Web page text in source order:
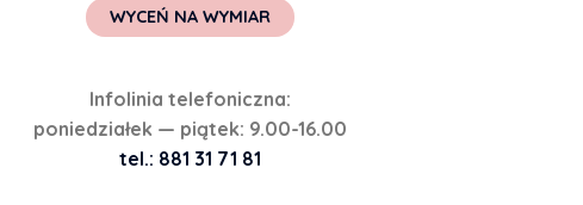
WYCEŃ NA WYMIAR
Infolinia telefoniczna:
poniedziałek — piątek: 9.00-16.00
tel.: 881 31 71 81